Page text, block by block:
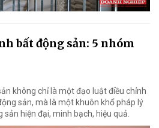
bất động sản: 5 nhóm
không chỉ là một đạo luật điều chỉnh
sản, mà là một khuôn khổ pháp lý
hiện đại, minh bạch, hiệu quả.